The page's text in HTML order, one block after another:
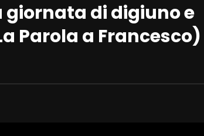
giornata di digiuno e
Parola a Francesco)